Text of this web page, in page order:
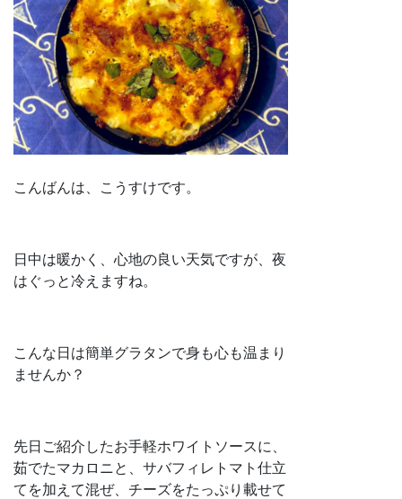
こんばんは、こうすけです。
日中は暖かく、心地の良い天気ですが、夜
はぐっと冷えますね。
こんな日は簡単グラタンで身も心も温まり
ませんか？
先日ご紹介したお手軽ホワイトソースに、
茹でたマカロニと、サバフィレトマト仕立
てを加えて混ぜ、チーズをたっぷり載せて